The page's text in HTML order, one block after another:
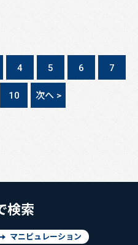
4 5 6 7
10 次へ >
検索
マニピュレーション